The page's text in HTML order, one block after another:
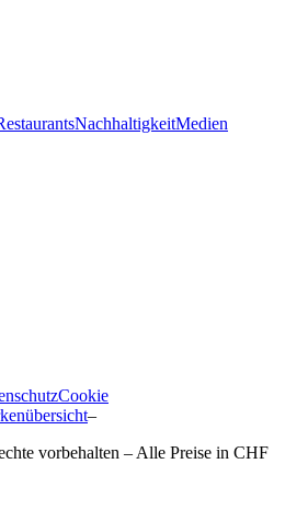
NachhaltigkeitMedien
Cookie
–
vorbehalten – Alle Preise in CHF